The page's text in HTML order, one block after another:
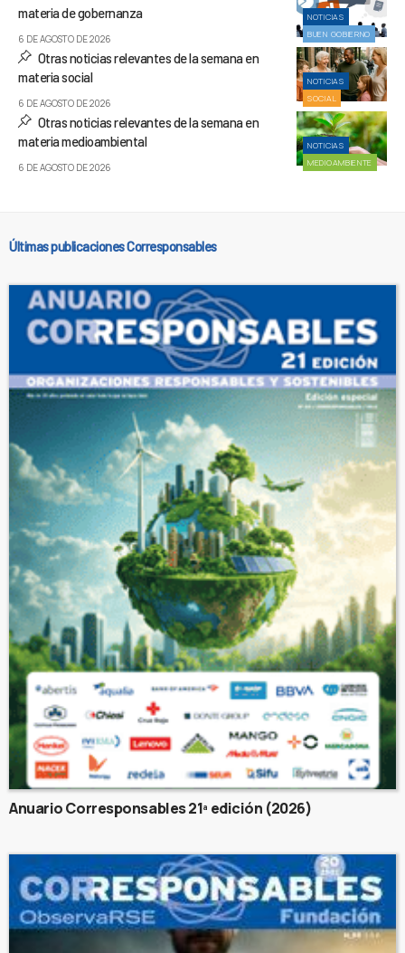
NOTICIAS
BUEN GOBIERNO
materia de gobernanza
6 DE AGOSTO DE 2026
NOTICIAS
SOCIAL
Otras noticias relevantes de la semana en
materia social
6 DE AGOSTO DE 2026
NOTICIAS
MEDIOAMBIENTE
Otras noticias relevantes de la semana en
materia medioambiental
6 DE AGOSTO DE 2026
Últimas publicaciones Corresponsables
Anuario Corresponsables 21ª edición (2026)